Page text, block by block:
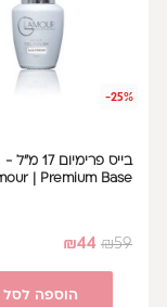
-25%
בייס פרימיום 17 מ"ל -
| Premium Base
₪59
₪44
הוספה לסל